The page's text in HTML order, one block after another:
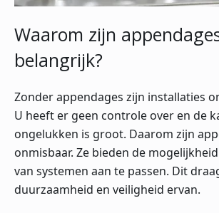
Waarom zijn
belangrijk?
Zonder appendages zijn installaties
U heeft er geen controle over en de
ongelukken is groot. Daarom zijn
onmisbaar. Ze bieden de
van systemen aan te passen. Dit
duurzaamheid en veiligheid ervan.